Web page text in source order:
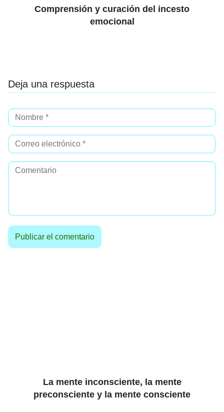
Comprensión y curación del incesto
emocional
Deja una respuesta
La mente inconsciente, la mente
preconsciente y la mente consciente